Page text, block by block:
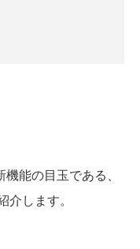
能の目玉である、
します。